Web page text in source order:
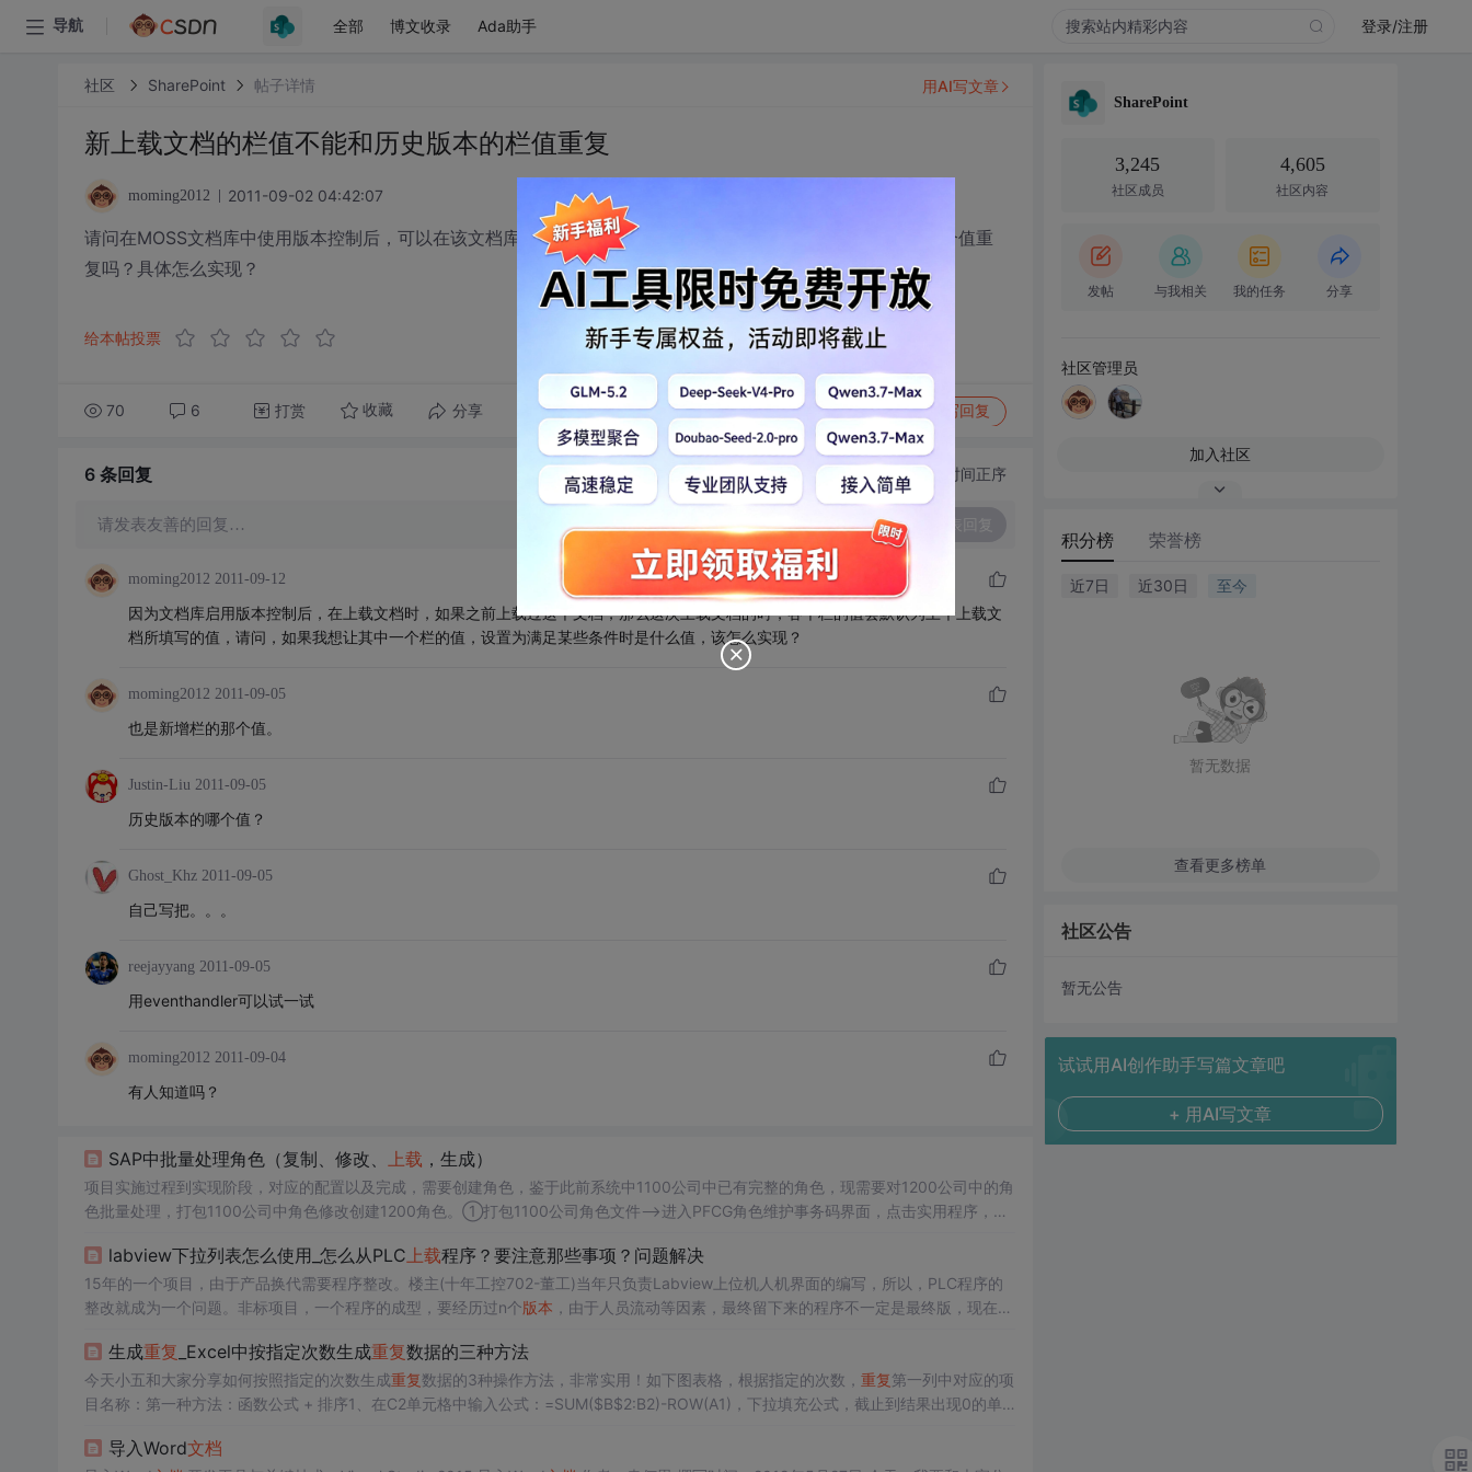
导航 全部 博文收录 Ada助手 登录/注册
社区 SharePoint 帖子详情
新上载文档的栏值不能和历史版本的栏值重复
moming2012 2011-09-02 04:42:07
请问在MOSS文档库中使用版本控制后，可以在该文档库中新增一个栏，然后指定该栏的值不能和历史版本的这个值重
复吗？具体怎么实现？
给本帖投票
70 6 打赏 收藏 分享 转发到动态 举报 写回复
用AI写文章
6 条回复 切换为时间正序
请发表友善的回复…
moming2012 2011-09-12
因为文档库启用版本控制后，在上载文档时，如果之前上载过这个文档，那么这次上载文档的时，各个栏的值会默认为上个上载文
档所填写的值，请问，如果我想让其中一个栏的值，设置为满足某些条件时是什么值，该怎么实现？
moming2012 2011-09-05
也是新增栏的那个值。
Justin-Liu 2011-09-05
历史版本的哪个值？
Ghost_Khz 2011-09-05
自己写把。。。
reejayyang 2011-09-05
用eventhandler可以试一试
moming2012 2011-09-04
有人知道吗？
SAP中批量处理角色（复制、修改、 上载 ，生成）
项目实施过程到实现阶段，对应的配置以及完成，需要创建角色，鉴于此前系统中1100公司中已有完整的角色，现需要对1200公司中的角
色批量处理，打包1100公司中角色修改创建1200角色。①打包1100公司角色文件-->进入PFCG角色维护事务码界面，点击实用程序，选
CEL均可，记事本不好修改），替换数据。
labview下拉列表怎么使用_怎么从PLC上载程序？要注意那些事项？问题解决
15年的一个项目，由于产品换代需要程序整改。楼主(十年工控702-董工)当年只负责Labview上位机人机界面的编写，所以，PLC程序的
整改就成为一个问题。非标项目，一个程序的成型，要经历过n个版本 ，由于人员流动等因素，最终留下来的程序不一定是最终版，现在台
会，谈一谈PLC程...
生成重复 _Excel中按指定次数生成重复数据的三种方法
今天小五和大家分享如何按照指定的次数生成重复数据的3种操作方法，非常实用！如下图表格，根据指定的次数， 重复第一列中对应的项
目名称：第一种方法：函数公式 + 排序1、在C2单元格中输入公式：=SUM($B$2:B2)-ROW(A1)，下拉填充公式，截止到结果出现0的单
C... 导入Word文档
SharePoint
3,245
社区成员
4,605
社区内容
发帖 与我相关 我的任务 分享
社区管理员
加入社区
积分榜 荣誉榜
近7日 近30日 至今
暂无数据
查看更多榜单
社区公告
暂无公告
试试用AI创作助手写篇文章吧
+ 用AI写文章